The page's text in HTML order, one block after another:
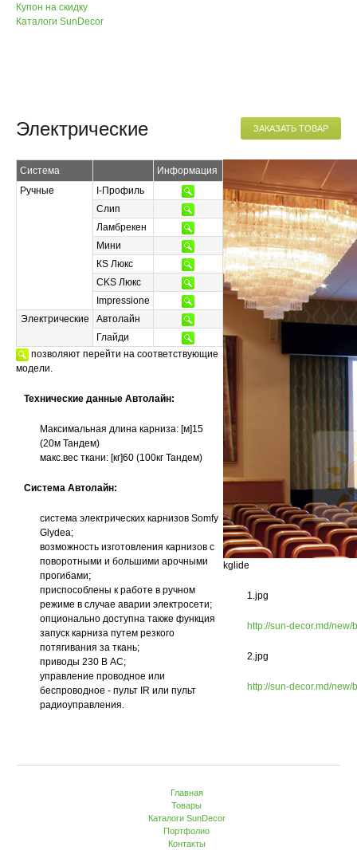
Купон на скидку
Каталоги SunDecor
ЗАКАЗАТЬ ТОВАР
Электрические
Система
Информация
Ручные
I-Профиль
Слип
Ламбрекен
Мини
КS Люкс
CKS Люкс
Impressione
Электрические
Автолайн
Глайди
позволяют перейти на соответствующие
модели.
Технические данные Автолайн:
Максимальная длина карниза: [м]15
(20м Тандем)
макс.вес ткани: [кг]60 (100кг Тандем)
Система Автолайн:
система электрических карнизов Somfy
Glydea;
возможность изготовления карнизов с
поворотными и большими арочными
прогибами;
приспособлены к работе в ручном
режиме в случае аварии электросети;
опционально доступна также функция
запуск карниза путем резкого
потягивания за ткань;
приводы 230 В АC;
управление проводное или
беспроводное - пульт IR или пульт
радиоуправления.
kglide
1.jpg
http://sun-decor.md/
2.jpg
http://sun-decor.md/
Главная
Товары
Каталоги SunDecor
Портфолио
Контакты